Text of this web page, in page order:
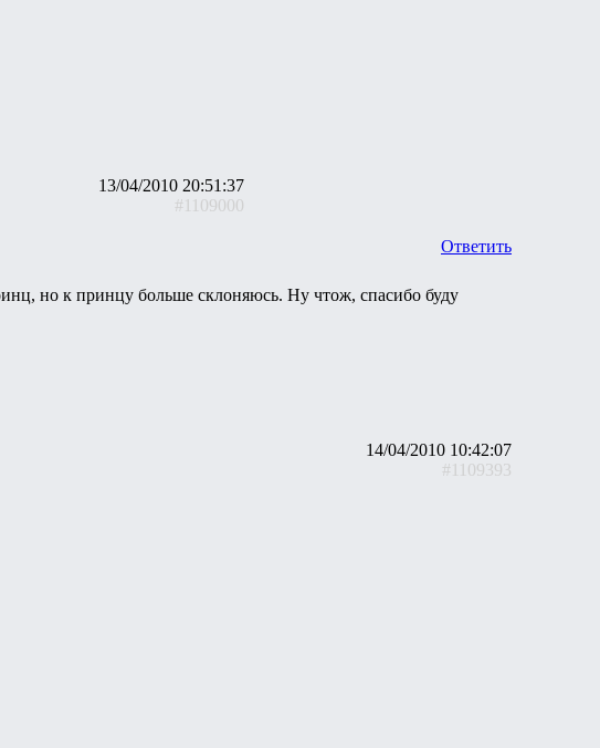
13/04/2010 20:51:37
#1109000
Ответить
но к принцу больше склоняюсь. Ну чтож, спасибо буду
14/04/2010 10:42:07
#1109393